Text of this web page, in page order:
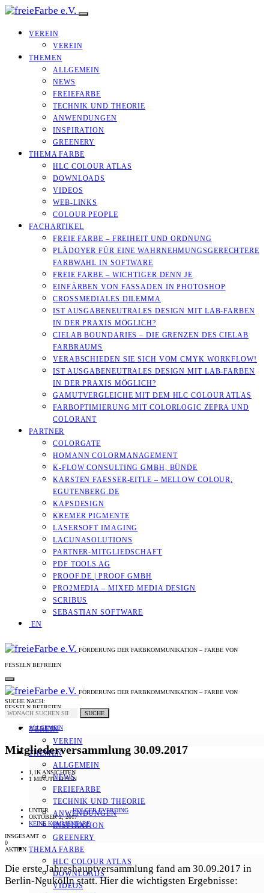
VEREIN
VEREIN
THEMEN
ALLGEMEIN
NEWS
FREIEFARBE
TECHNIK UND THEORIE
ANWENDUNGEN
INSPIRATION
GREENERY
THEMA FARBE
HLC COLOUR ATLAS
DOWNLOADS
VIDEOS
WEB-LINKS
COLOUR PEOPLE
FACHARTIKEL
FREIE FARBE – FREIHEIT UND ORDNUNG
PLÄDOYER FÜR EINE WAHRNEHMUNGS­­GERECHTERE
FARBWAHL IN SOFTWARE
FREIE FARBE – WICHTIGER DENN JE
EINFÄRBEN VON FASSADEN IN PHOTOSHOP
CROSSMEDIALES DILEMMA
IST AUSGABENEUTRALES DESIGN MIT LAB-FARBEN
IN DER PRAXIS MÖGLICH?
CIELAB BOUNDARIES – DIE GRENZEN DES CIELAB
FARBRAUMS
VERABSCHIEDEN SIE SICH VOM CMYK WORKFLOW!
IST AUSGABENEUTRALES DESIGN MIT LAB-FARBEN
IN DER PRAXIS MÖGLICH?
GAMUTVERGLEICHE MIT DEM HLC COLOUR ATLAS
FARBOPTIMIERUNG MIT COLORLOGIC ZEPRA UND
COLORANT
PARTNER
COLORGATE
HOMANN COLORMANAGEMENT
K-FLOW CONSULTING GMBH, BÜNDE
KARSTEN FAESSER-EITLE – MELLOW COLOUR, E
GUTENBERG.DE
KAPSDESIGN
KREMER PIGMENTE
LASERSOFT IMAGING
LACUNASOLUTIONS
PARTNER-MITGLIEDSCHAFT
PDF TOOLS AG
PROOF.DE | PROOF GMBH
PRO2MEDIA – MIXED MEDIA DESIGN
SCRIBUS
SEBASTIAN SOFTWARE
EN
FÖRDERUNG DER FARBKOMMUNIKATION – FARBE VON
FESSELN BEFREIEN
FÖRDERUNG DER FARBKOMMUNIKATION – FARBE VON
FESSELN BEFREIEN
VEREIN
VEREIN
THEMEN
ALLGEMEIN
NEWS
FREIEFARBE
TECHNIK UND THEORIE
ANWENDUNGEN
INSPIRATION
GREENERY
THEMA FARBE
HLC COLOUR ATLAS
DOWNLOADS
VIDEOS
SUCHE NACH:
SUCHE
ALLGEMEIN
Mitgliederversammlung 30.09.2017
1,1K ANSICHTEN
1 MINUTE LESEN
UNTER
HOLGER EVERDING
OKTOBER 2, 2017
KEINE KOMMENTARE
INSGESAMT
0
AKTIEN
Die erste Jahreshauptversammlung fand am 30.09.2017 in
Berlin-Neukölln statt. Hier die wichtigsten Ergebnisse: